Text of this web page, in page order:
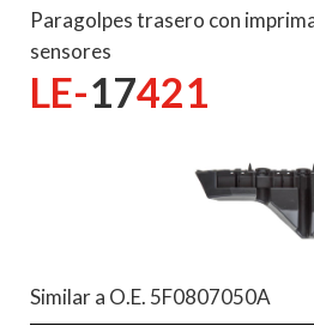
Paragolpes trasero con
sensores
LE-17421
Similar a O.E. 5F0807050A